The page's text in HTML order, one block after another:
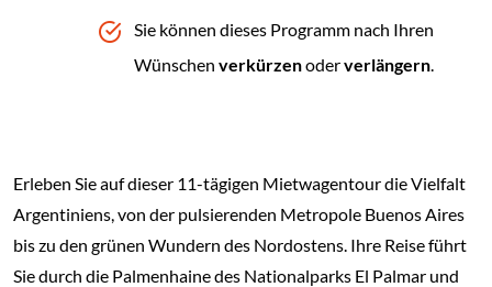
Sie können dieses Programm nach Ihren
Wünschen verkürzenoderverlängern.
Erleben Sie auf dieser 11-tägigen Mietwagentour die Vielfalt
Argentiniens, von der pulsierenden Metropole Buenos Aires
bis zu den grünen Wundern des Nordostens. Ihre Reise führt
Sie durch die Palmenhaine des Nationalparks El Palmar und